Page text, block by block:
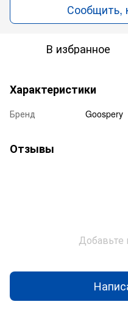
Сообщить,
В избранное
Характеристики
Бренд Goospery
Отзывы